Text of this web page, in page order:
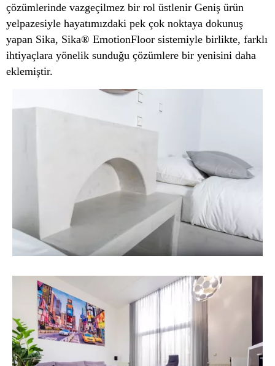
çözümlerinde vazgeçilmez bir rol üstlenir Geniş ürün
yelpazesiyle hayatımızdaki pek çok noktaya dokunuş
yapan Sika, Sika® EmotionFloor sistemiyle birlikte, farklı
ihtiyaçlara yönelik sunduğu çözümlere bir yenisini daha
eklemiştir.